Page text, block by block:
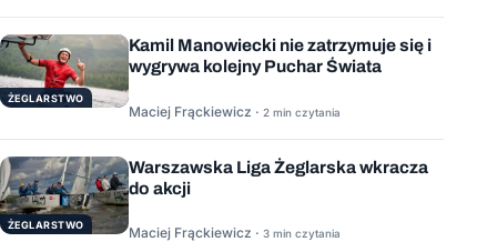
ŻEGLARSTWO
Kamil Manowiecki nie zatrzymuje się i
wygrywa kolejny Puchar Świata
Maciej Frąckiewicz · 2 min czytania
ŻEGLARSTWO
Warszawska Liga Żeglarska wkracza
do akcji
Maciej Frąckiewicz · 3 min czytania